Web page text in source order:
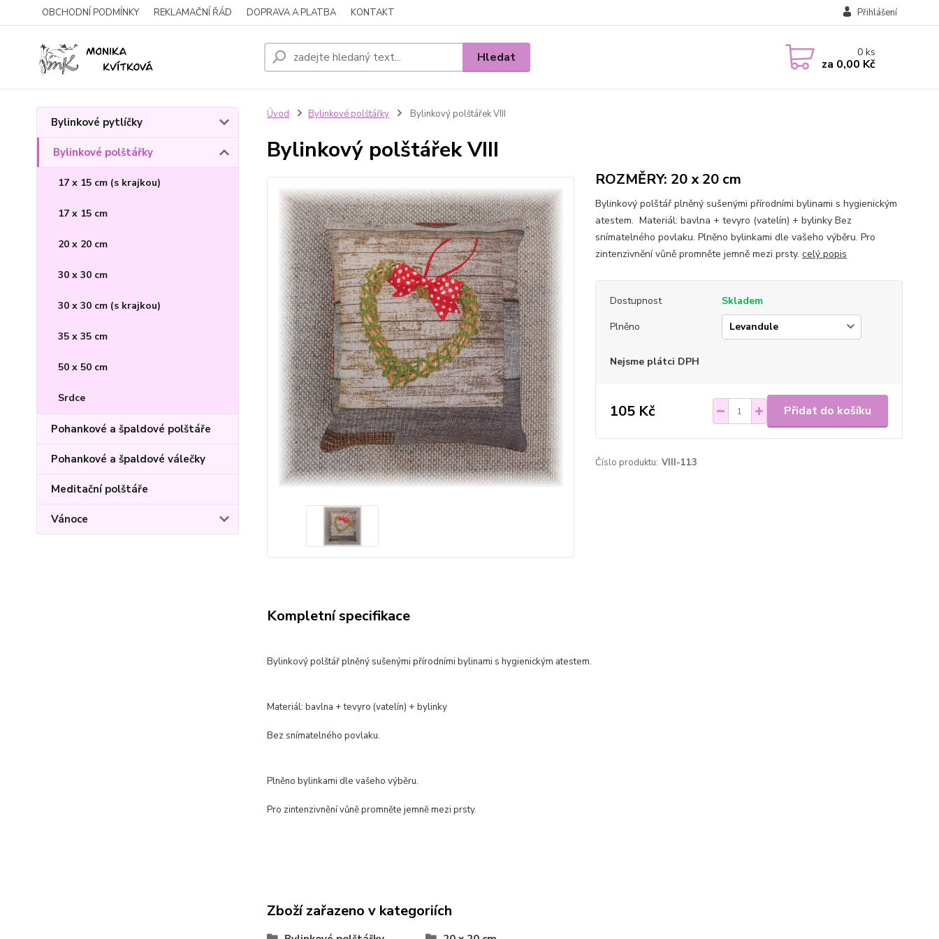
OBCHODNÍ PODMÍNKY REKLAMAČNÍ ŘÁD DOPRAVA A PLATBA KONTAKT Přihlášení
Hledat 0ks
za 0,00 Kč
Bylinkové pytlíčky
Bylinkové polštářky
17 x 15 cm (s krajkou)
17 x 15 cm
20 x 20 cm
30 x 30 cm
30 x 30 cm (s krajkou)
35 x 35 cm
50 x 50 cm
Srdce
Pohankové a špaldové polštáře
Pohankové a špaldové válečky
Meditační polštáře
Vánoce
Úvod Bylinkové polštářky Bylinkový polštářek VIII
Bylinkový polštářek VIII
ROZMĚRY: 20 x 20 cm
Bylinkový polštář plněný sušenými přírodními bylinami s hygienickým
atestem. Materiál: bavlna + tevyro (vatelín) + bylinky Bez
snímatelného povlaku. Plněno bylinkami dle vašeho výběru. Pro
zintenzivnění vůně promněte jemně mezi prsty. celý popis
Dostupnost
Skladem
Plněno
Nejsme plátci DPH
105 Kč Přidat do košíku
Číslo produktu: VIII-113
Kompletní specifikace
Bylinkový polštář plněný sušenými přírodními bylinami s hygienickým atestem.
Materiál: bavlna + tevyro (vatelín) + bylinky
Bez snímatelného povlaku.
Plněno bylinkami dle vašeho výběru.
Pro zintenzivnění vůně promněte jemně mezi prsty.
Zboží zařazeno v kategoriích